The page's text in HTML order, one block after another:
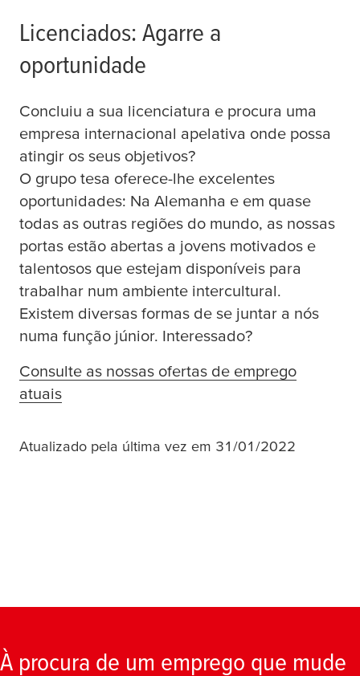
Licenciados: Agarre a
oportunidade
Concluiu a sua licenciatura e procura uma
empresa internacional apelativa onde possa
atingir os seus objetivos?
O grupo tesa oferece-lhe excelentes
oportunidades: Na Alemanha e em quase
todas as outras regiões do mundo, as nossas
portas estão abertas a jovens motivados e
talentosos que estejam disponíveis para
trabalhar num ambiente intercultural.
Existem diversas formas de se juntar a nós
numa função júnior. Interessado?
Consulte as nossas ofertas de emprego
atuais
Atualizado pela última vez em 31/01/2022
À procura de um emprego que mude